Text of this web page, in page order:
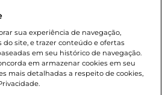
e condições são exclusivos para
durante o dia de hoje, podendo
notificação. Proibida a venda
menores de 18 anos, conforme
II (Estatuto da Criança e do
exclusivos para o
sua experiência de navegação,
site, e trazer conteúdo e ofertas
em seu histórico de navegação.
em armazenar cookies em seu
mais detalhadas a respeito de cookies,